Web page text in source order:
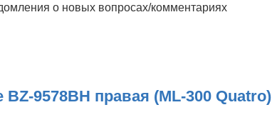
о новых вопросах/комментариях
BZ-9578BH правая (ML-300 Quatro)